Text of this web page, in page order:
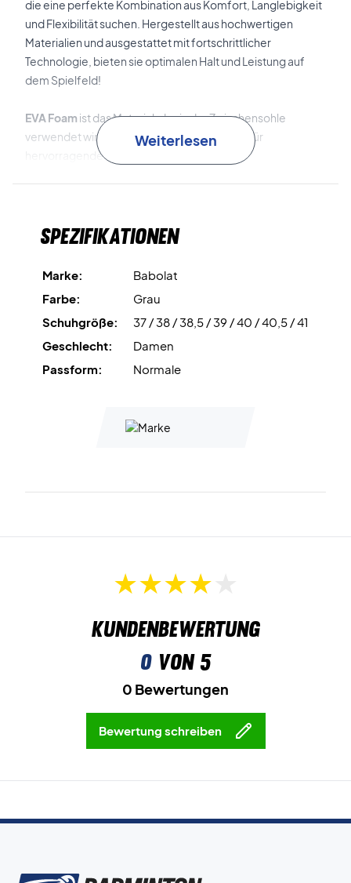
die eine perfekte Kombination aus Komfort, Langlebigkeit
und Flexibilität suchen. Hergestellt aus hochwertigen
Materialien und ausgestattet mit fortschrittlicher
Technologie, bieten sie optimalen Halt und Leistung auf
dem Spielfeld!
EVA Foam ist das Material, das in der Zwischensohle
verwendet wird. Diese Zwischensohle sorgt für
hervorragende Stoßdämpfung.
Richtungswechsel erleichtert werden.
Active Rocker
ist die abgerundete Außensohle, die die
geschmeidigere Bewegungen schafft.
Michelin Soleist die langlebige Außensohle, die in
Zusammenarbeit mit Michelin entwickelt wurde. Sie bietet
Verbessern Sie Ihr Spielerlebnis - kaufen Sie Ihre Babolat
Weiterlesen
Spezifikationen
Marke:
Babolat
Farbe:
Grau
Schuhgröße:
37 / 38 / 38,5 / 39 / 40 / 40,5 / 41
Geschlecht:
Damen
Passform:
Normale
Kundenbewertung
0von 5
0 Bewertungen
Bewertung schreiben